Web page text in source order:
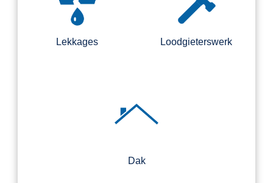
Lekkages Loodgieterswerk
Dak